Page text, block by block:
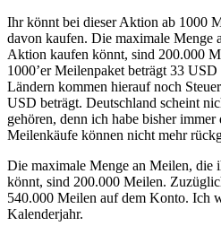
Ihr könnt bei dieser Aktion ab 1000
davon kaufen. Die maximale Menge
Aktion kaufen könnt, sind 200.000
1000’er Meilenpaket beträgt 33
Ländern kommen hierauf noch
USD beträgt. Deutschland scheint
gehören, denn ich habe bisher
Meilenkäufe können nicht mehr
Die maximale Menge an Meilen, die
könnt, sind 200.000 Meilen.
540.000 Meilen auf dem Konto. Ich
Kalenderjahr.